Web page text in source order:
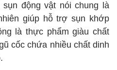
động vật nói chung là
giúp hỗ trợ sụn khớp
là thực phẩm giàu chất
cốc chứa nhiều chất dinh